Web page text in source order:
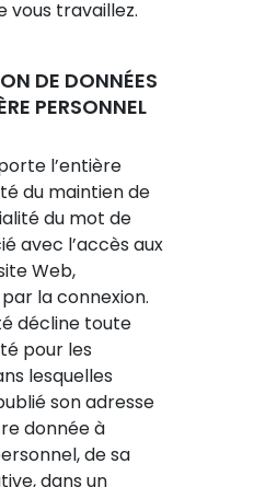
vous travaillez.
DE DONNÉES
PERSONNEL
l’entière
du maintien de
du mot de
avec l’accès aux
Web,
la connexion.
décline toute
pour les
lesquelles
son adresse
donnée à
de sa
dans un